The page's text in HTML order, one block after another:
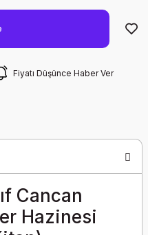
Fiyatı Düşünce Haber Ver
Cancan
Hazinesi